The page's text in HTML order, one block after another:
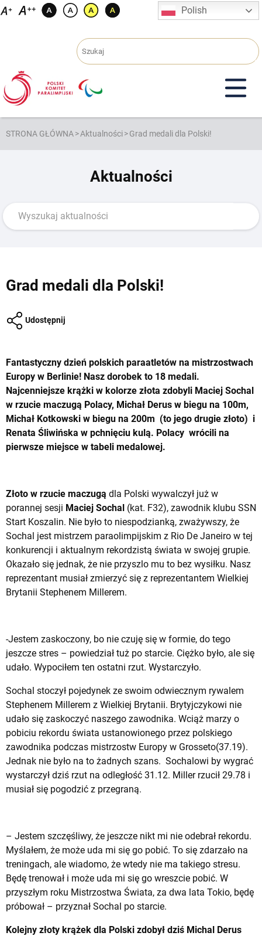
Przejdź
Polish
STRONA GŁÓWNA>Aktualności>Grad medali dla Polski!
Aktualności
Grad medali dla Polski!
Udostępnij
Fantastyczny dzień polskich paraatletów na mistrzostwach
Europy w Berlinie! Nasz dorobek to 18 medali.
Najcenniejsze krążki w kolorze złota zdobyli Maciej Sochal
w rzucie maczugą Polacy, Michał Derus w biegu na 100m,
Michał Kotkowski w biegu na 200m (to jego drugie złoto) i
Renata Śliwińska w pchnięciu kulą. Polacy wrócili na
pierwsze miejsce w tabeli medalowej.
Złoto w rzucie maczugą dla Polski wywalczył już w
porannej sesji Maciej Sochal (kat. F32), zawodnik klubu SSN
Start Koszalin. Nie było to niespodzianką, zważywszy, że
Sochal jest mistrzem paraolimpijskim z Rio De Janeiro w tej
konkurencji i aktualnym rekordzistą świata w swojej grupie.
Okazało się jednak, że nie przyszlo mu to bez wysiłku. Nasz
reprezentant musiał zmierzyć się z reprezentantem Wielkiej
Brytanii Stephenem Millerem.
-Jestem zaskoczony, bo nie czuję się w formie, do tego
jeszcze stres – powiedział tuż po starcie. Ciężko było, ale się
udało. Wypociłem ten ostatni rzut. Wystarczyło.
Sochal stoczył pojedynek ze swoim odwiecznym rywalem
Stephenem Millerem z Wielkiej Brytanii. Brytyjczykowi nie
udało się zaskoczyć naszego zawodnika. Wciąż marzy o
pobiciu rekordu świata ustanowionego przez polskiego
zawodnika podczas mistrzostw Europy w Grosseto(37.19).
Jednak nie było na to żadnych szans. Sochalowi by wygrać
wystarczył dziś rzut na odległość 31.12. Miller rzucił 29.78 i
musiał się pogodzić z przegraną.
– Jestem szczęśliwy, że jeszcze nikt mi nie odebrał rekordu.
Myślałem, że może uda mi się go pobić. To się zdarzało na
treningach, ale wiadomo, że wtedy nie ma takiego stresu.
Będę trenował i może uda mi się go wreszcie pobić. W
przyszłym roku Mistrzostwa Świata, za dwa lata Tokio, będę
próbował – przyznał Sochal po starcie.
Kolejny złoty krążek dla Polski zdobył dziś Michal Derus